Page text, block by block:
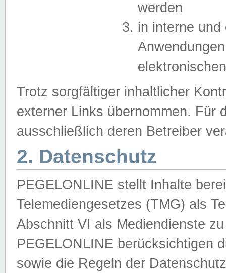
werden
in interne
Trotz sorgfältiger inhaltlicher
externer Links übernommen. Für
ausschließlich deren Betreiber
2. Datenschutz
PEGELONLINE stellt Inhalte
Telemediengesetzes (TMG) als
Abschnitt VI als Mediendienste
PEGELONLINE berücksichtigen
sowie die Regeln der